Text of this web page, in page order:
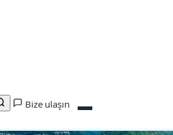
Bize ulaşın